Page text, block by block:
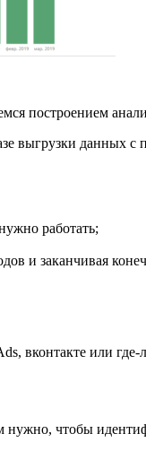
построением
выгрузки данных
работать;
и заканчивая
вконтакте или
чтобы